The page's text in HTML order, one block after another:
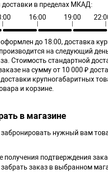
в пределах МКАД:
16:00 19:00
оформлен до 18:00, доставка
на следующий
Cтоимость стандартной
на сумму от 10 000 ₽
крупногабаритных
и корзине.
в магазине
нужный вам
получения подтверждения
заказ в выбранном